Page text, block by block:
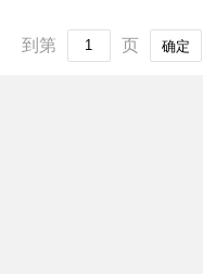
到第 页 确定